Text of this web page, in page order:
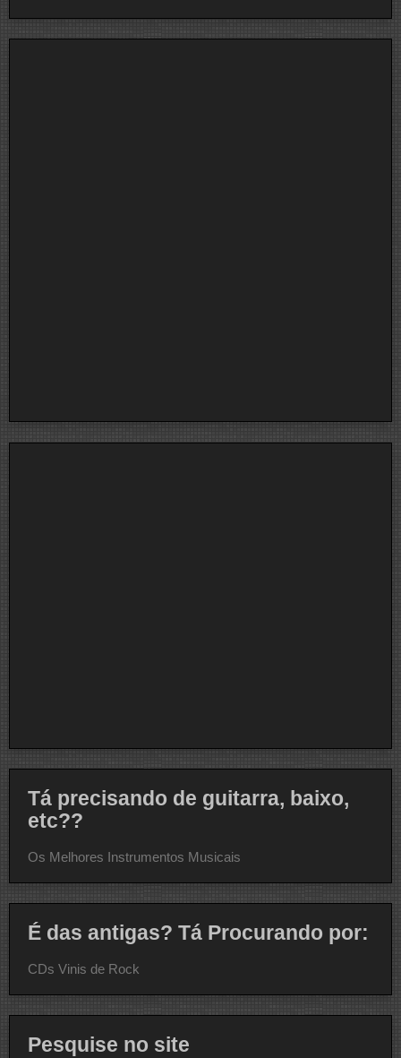
Tá precisando de guitarra, baixo,
etc??
Os Melhores Instrumentos Musicais
É das antigas? Tá Procurando por:
CDs Vinis de Rock
Pesquise no site